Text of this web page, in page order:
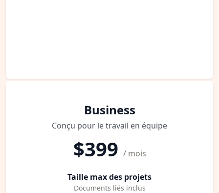
Business
Conçu pour le travail en équipe
$399 / mois
Taille max des projets
Documents liés inclus